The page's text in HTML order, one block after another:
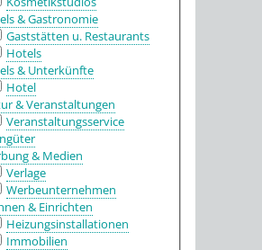
& Gastronomie
Gaststätten u. Restaurants
Hotels
& Unterkünfte
Hotel
& Veranstaltungen
Veranstaltungsservice
& Medien
Verlage
Werbeunternehmen
& Einrichten
Heizungsinstallationen
Immobilien